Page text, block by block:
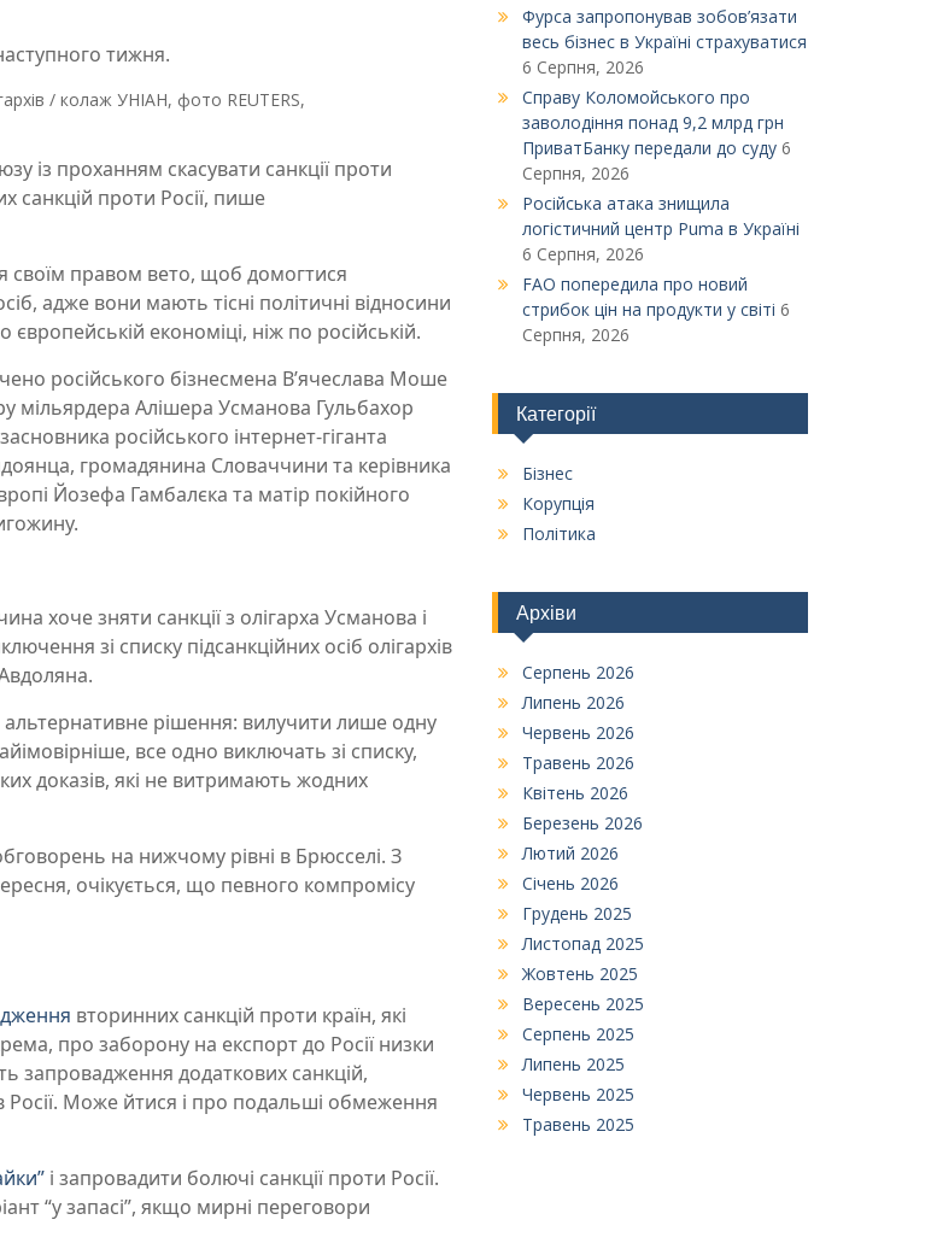
тижня.
/ колаж УНІАН, фото REUTERS,
із проханням скасувати санкції проти
санкцій проти Росії, пише
своїм правом вето, щоб домогтися
адже вони мають тісні політичні відносини
економіці, ніж по російській.
російського бізнесмена В’ячеслава Моше
мільярдера Алішера Усманова Гульбахор
російського інтернет-гіганта
громадянина Словаччини та керівника
Йозефа Гамбалєка та матір покійного
хоче зняти санкції з олігарха Усманова і
зі списку підсанкційних осіб олігархів
рішення: вилучити лише одну
все одно виключать зі списку,
доказів, які не витримають жодних
на нижчому рівні в Брюсселі. З
очікується, що певного компромісу
вторинних санкцій проти країн, які
про заборону на експорт до Росії низки
запровадження додаткових санкцій,
Росії. Може йтися і про подальші обмеження
і запровадити болючі санкції проти Росії.
“у запасі”, якщо мирні переговори
Фурса запропонував зобов’язати
весь бізнес в Україні страхуватися
6 Серпня, 2026
Справу Коломойського про
заволодіння понад 9,2 млрд грн
ПриватБанку передали до суду 6
Серпня, 2026
Російська атака знищила
логістичний центр Puma в Україні
6 Серпня, 2026
FAO попередила про новий
стрибок цін на продукти у світі 6
Серпня, 2026
Категорії
Бізнес
Корупція
Політика
Архіви
Серпень 2026
Липень 2026
Червень 2026
Травень 2026
Квітень 2026
Березень 2026
Лютий 2026
Січень 2026
Грудень 2025
Листопад 2025
Жовтень 2025
Вересень 2025
Серпень 2025
Липень 2025
Червень 2025
Травень 2025